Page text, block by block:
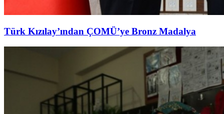
Türk Kızılay’ından ÇOMÜ’ye Bronz Madalya